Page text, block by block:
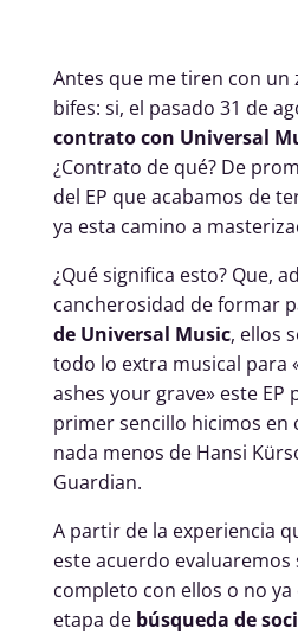
Antes que me tiren con un
bifes: si, el pasado 31 de
contrato con Universal
¿Contrato de qué? De
del EP que acabamos de
ya esta camino a
¿Qué significa esto? Que,
cancherosidad de formar
de Universal Music, ellos
todo lo extra musical para
ashes your grave» este EP
primer sencillo hicimos en
nada menos de Hansi
Guardian.
A partir de la experiencia
este acuerdo
completo con ellos o no
etapa de búsqueda de